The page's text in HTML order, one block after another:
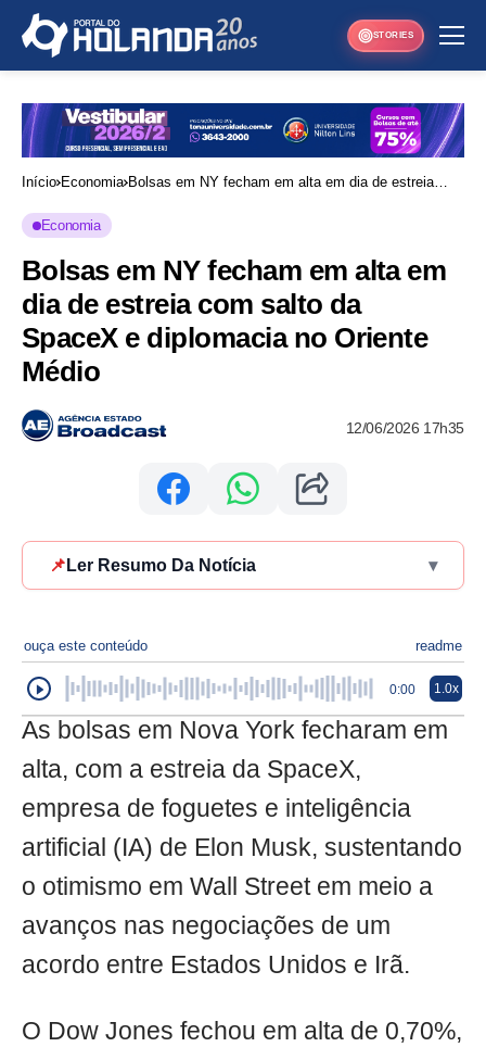
STORIES
Início Economia Bolsas em NY fecham em alta em dia de estreia
Economia
Bolsas em NY fecham em alta em
dia de estreia com salto da
SpaceX e diplomacia no Oriente
Médio
12/06/2026 17h35
📌 Ler Resumo Da Notícia ▾
ouça este conteúdo readme
0:00 1.0x
As bolsas em Nova York fecharam em
alta, com a estreia da SpaceX,
empresa de foguetes e inteligência
artificial (IA) de Elon Musk, sustentando
o otimismo em Wall Street em meio a
avanços nas negociações de um
acordo entre Estados Unidos e Irã.
O Dow Jones fechou em alta de 0,70%,